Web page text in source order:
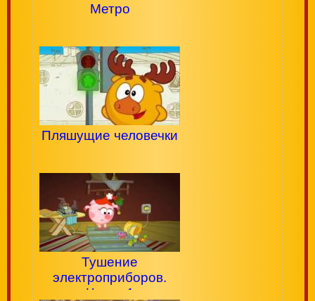
Метро
Пляшущие человечки
Тушение
электроприборов.
Часть 1